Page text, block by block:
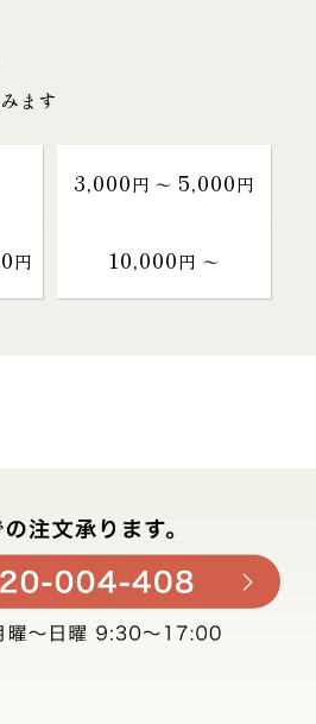
ます
3,000円 〜 5,000円
円 10,000円 〜